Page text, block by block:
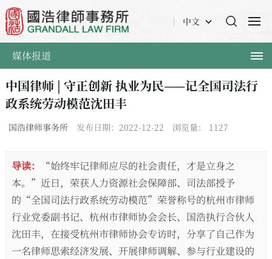
中文
媒体报道
中国律师 | 守正创新 执业为民——记全国司法行
政系统劳动模范沈田丰
国浩律师事务所 发布日期：2022-12-22 浏览量： 1127
导读：
“始终牢记律师应尽的社会责任，才是立身之
本。”近日，荣获人力资源社会保障部、司法部授予
的“全国司法行政系统劳动模范”荣誉称号的杭州市律师
行业党委副书记、杭州市律师协会会长、国浩执行合伙人
沈田丰，在接受杭州市律师协会专访时，分享了自己作为
一名律师思索经济发展、开展律师调解、参与行业建设的